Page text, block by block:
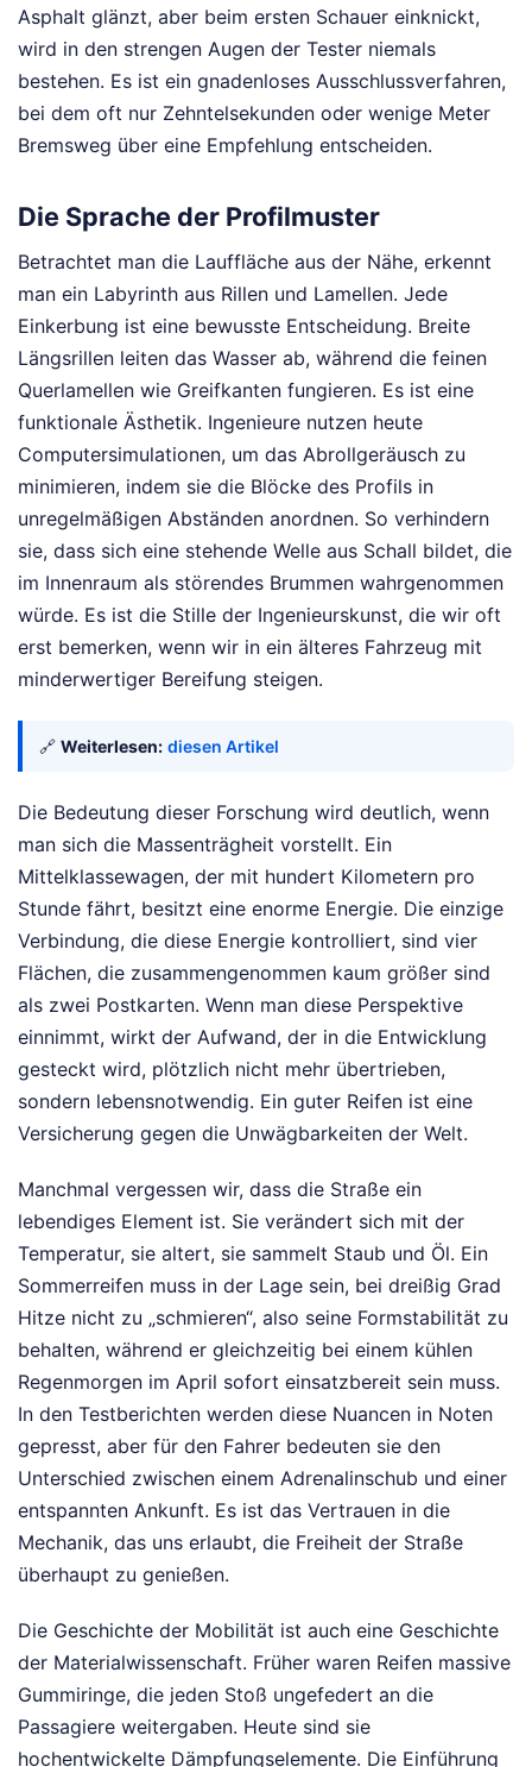
Asphalt glänzt, aber beim ersten Schauer einknickt,
wird in den strengen Augen der Tester niemals
bestehen. Es ist ein gnadenloses Ausschlussverfahren,
bei dem oft nur Zehntelsekunden oder wenige Meter
Bremsweg über eine Empfehlung entscheiden.
Die Sprache der Profilmuster
Betrachtet man die Lauffläche aus der Nähe, erkennt
man ein Labyrinth aus Rillen und Lamellen. Jede
Einkerbung ist eine bewusste Entscheidung. Breite
Längsrillen leiten das Wasser ab, während die feinen
Querlamellen wie Greifkanten fungieren. Es ist eine
funktionale Ästhetik. Ingenieure nutzen heute
Computersimulationen, um das Abrollgeräusch zu
minimieren, indem sie die Blöcke des Profils in
unregelmäßigen Abständen anordnen. So verhindern
sie, dass sich eine stehende Welle aus Schall bildet, die
im Innenraum als störendes Brummen wahrgenommen
würde. Es ist die Stille der Ingenieurskunst, die wir oft
erst bemerken, wenn wir in ein älteres Fahrzeug mit
minderwertiger Bereifung steigen.
🔗 Weiterlesen: diesen Artikel
Die Bedeutung dieser Forschung wird deutlich, wenn
man sich die Massenträgheit vorstellt. Ein
Mittelklassewagen, der mit hundert Kilometern pro
Stunde fährt, besitzt eine enorme Energie. Die einzige
Verbindung, die diese Energie kontrolliert, sind vier
Flächen, die zusammengenommen kaum größer sind
als zwei Postkarten. Wenn man diese Perspektive
einnimmt, wirkt der Aufwand, der in die Entwicklung
gesteckt wird, plötzlich nicht mehr übertrieben,
sondern lebensnotwendig. Ein guter Reifen ist eine
Versicherung gegen die Unwägbarkeiten der Welt.
Manchmal vergessen wir, dass die Straße ein
lebendiges Element ist. Sie verändert sich mit der
Temperatur, sie altert, sie sammelt Staub und Öl. Ein
Sommerreifen muss in der Lage sein, bei dreißig Grad
Hitze nicht zu „schmieren“, also seine Formstabilität zu
behalten, während er gleichzeitig bei einem kühlen
Regenmorgen im April sofort einsatzbereit sein muss.
In den Testberichten werden diese Nuancen in Noten
gepresst, aber für den Fahrer bedeuten sie den
Unterschied zwischen einem Adrenalinschub und einer
entspannten Ankunft. Es ist das Vertrauen in die
Mechanik, das uns erlaubt, die Freiheit der Straße
überhaupt zu genießen.
Die Geschichte der Mobilität ist auch eine Geschichte
der Materialwissenschaft. Früher waren Reifen massive
Gummiringe, die jeden Stoß ungefedert an die
Passagiere weitergaben. Heute sind sie
hochentwickelte Dämpfungselemente. Die Einführung